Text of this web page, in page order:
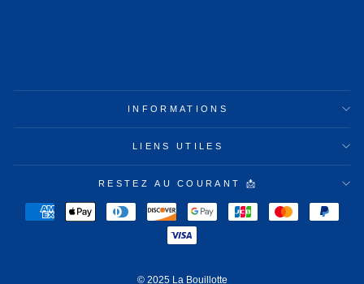
INFORMATIONS
LIENS UTILES
RESTEZ AU COURANT 📩
© 2025 La Bouillotte